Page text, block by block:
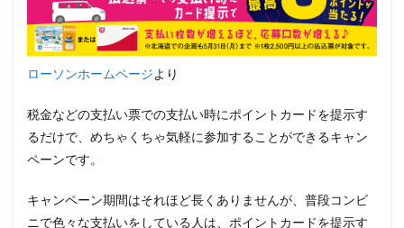
ローソンホームページより
税金などの支払い票での支払い時にポイントカードを提示す
るだけで、めちゃくちゃ気軽に参加することができるキャン
ペーンです。
キャンペーン期間はそれほど長くありませんが、普段コンビ
ニで色々な支払いをしている人は、ポイントカードを提示す